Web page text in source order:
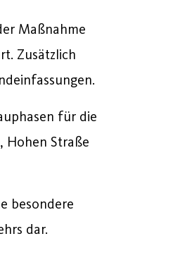
Maßnahme
Zusätzlich
für die
Hohen Straße
besondere
dar.